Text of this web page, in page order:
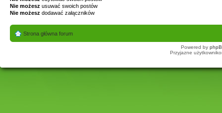
Nie możesz usuwać swoich postów
Nie możesz dodawać załączników
Strona główna forum
Powered by
Przyjazne